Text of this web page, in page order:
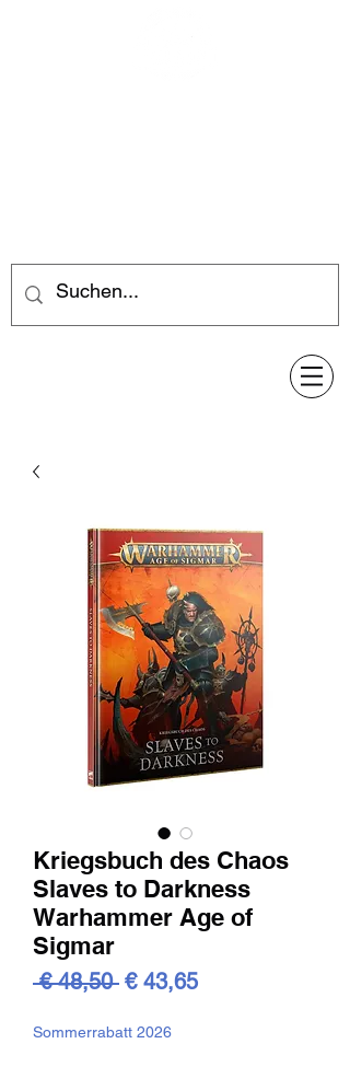
Kriegsbuch des Chaos
Slaves to Darkness
Warhammer Age of
Sigmar
€ 48,50 Standardpreis
€ 43,65Sale-
Sommerrabatt 2026